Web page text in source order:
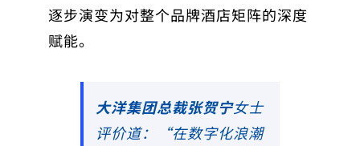
逐步演变为对整个品牌酒店矩阵的深度
赋能。
大洋集团总裁张贺宁女士
评价道：
“在数字化浪潮